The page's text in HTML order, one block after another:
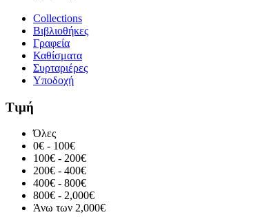
Collections
Βιβλιοθήκες
Γραφεία
Καθίσματα
Συρταριέρες
Υποδοχή
Τιμή
Όλες
0€ - 100€
100€ - 200€
200€ - 400€
400€ - 800€
800€ - 2,000€
Άνω των 2,000€